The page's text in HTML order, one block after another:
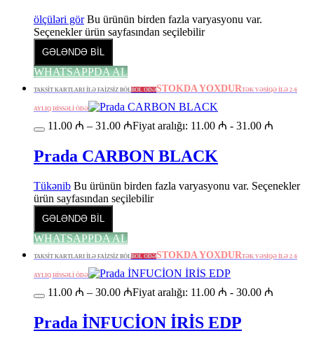
ölçüləri gör Bu ürünün birden fazla varyasyonu var.
Seçenekler ürün sayfasından seçilebilir
GƏLƏNDƏ BİL
WHATSAPPDA AL
TAKSİT KARTLARI İLƏ FAİZSİZ BÖLBÖL ÖDƏSTOKDA YOXDURTƏK VƏSİQƏ İLƏ 2-6
AYLIQ HİSSƏLİ ÖDƏ
11.00 ₼ – 31.00 ₼Fiyat aralığı: 11.00 ₼ - 31.00 ₼
Prada CARBON BLACK
Tükənib Bu ürünün birden fazla varyasyonu var. Seçenekler
ürün sayfasından seçilebilir
GƏLƏNDƏ BİL
WHATSAPPDA AL
TAKSİT KARTLARI İLƏ FAİZSİZ BÖLBÖL ÖDƏSTOKDA YOXDURTƏK VƏSİQƏ İLƏ 2-6
AYLIQ HİSSƏLİ ÖDƏ
11.00 ₼ – 30.00 ₼Fiyat aralığı: 11.00 ₼ - 30.00 ₼
Prada İNFUCİON İRİS EDP